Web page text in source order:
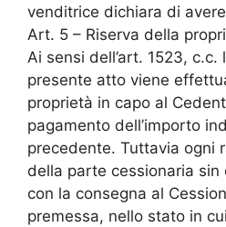
venditrice dichiara di
Art. 5 – Riserva della
Ai sensi dell’art. 1523,
presente atto viene
proprietà in capo al
pagamento dell’importo
precedente. Tuttavia ogni
della parte cessionaria
con la consegna al
premessa, nello stato in